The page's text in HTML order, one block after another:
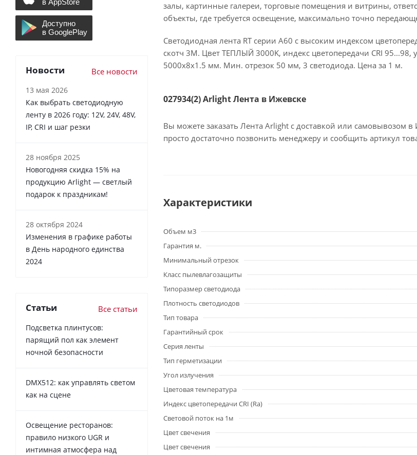
залы, картинные галереи, торговые помещения и витрины,
объекты, где требуется освещение, максимально точно
Светодиодная лента RT серии A60 с высоким индексом
скотч 3М. Цвет ТЕПЛЫЙ 3000K, индекс цветопередачи CRI
5000х8х1.5 мм. Мин. отрезок 50 мм, 3 светодиода. Цена за 1 м.
027934(2) Arlight Лента в Ижевске
Вы можете заказать Лента Arlight с доставкой или самовывозом в
просто достаточно позвонить менеджеру и сообщить артикул
Характеристики
Объем м3
Гарантия м.
Минимальный отрезок
Класс пылевлагозащиты
Типоразмер светодиода
Плотность светодиодов
Тип товара
Гарантийный срок
Серия ленты
Тип герметизации
Угол излучения
Цветовая температура
Индекс цветопередачи CRI (Ra)
Световой поток на 1м
Цвет свечения
Цвет свечения
Новости Все новости
13 мая 2026
Как выбрать светодиодную
ленту в 2026 году: 12V, 24V, 48V,
IP, CRI и шаг резки
28 ноября 2025
Новогодняя скидка 15% на
продукцию Arlight — светлый
подарок к праздникам!
28 октября 2024
Изменения в графике работы
в День народного единства
2024
Статьи Все статьи
Подсветка плинтусов:
парящий пол как элемент
ночной безопасности
DMX512: как управлять светом
как на сцене
Освещение ресторанов:
правило низкого UGR и
интимная атмосфера над